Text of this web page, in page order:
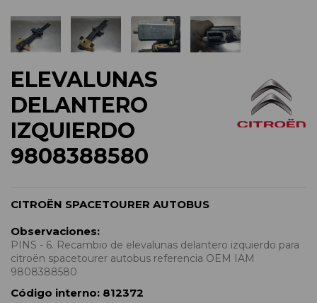
ELEVALUNAS
DELANTERO
IZQUIERDO
9808388580
CITROËN SPACETOURER AUTOBUS
Observaciones:
PINS - 6. Recambio de elevalunas delantero izquierdo para
citroën spacetourer autobus referencia OEM IAM
9808388580
Código interno: 812372